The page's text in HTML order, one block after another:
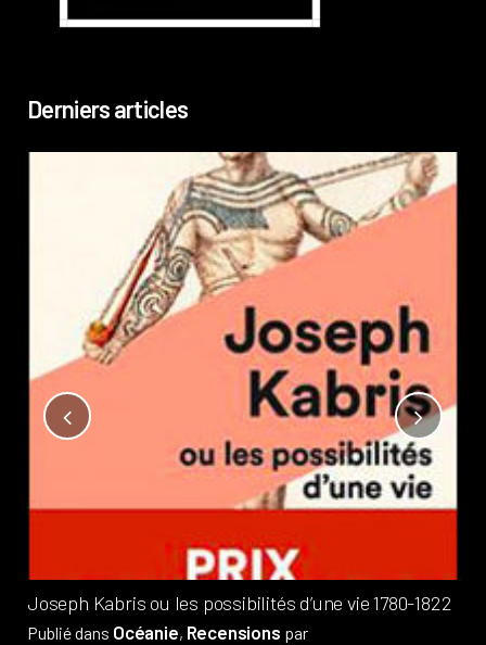
Derniers articles
Joseph Kabris ou les possibilités d’une vie 1780-1822
Publié dans Océanie, Recensions par